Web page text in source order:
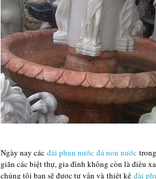
Ngày nay các đài phun nước đá non nước
giãn các biệt thự, gia đình không còn là điều
chúng tôi bạn sẽ được tư vấn và thiết kế đài